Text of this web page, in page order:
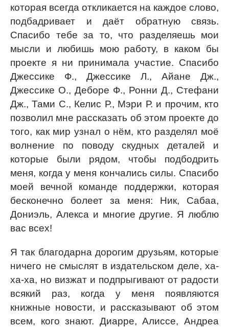
которая всегда откликается на каждое слово,
подбадривает и даёт обратную связь.
Спасибо тебе за то, что разделяешь мои
мысли и любишь мою работу, в каком бы
проекте я ни принимала участие. Спасибо
Джессике Ф., Джессике Л., Айане Дж.,
Джессике О., Деборе Ф., Ронни Д., Стефани
Дж., Тами С., Келис Р., Мэри Р. и прочим, кто
позволил мне рассказать об этом проекте до
того, как мир узнал о нём, кто разделял моё
волнение по поводу скудных деталей и
которые были рядом, чтобы подбодрить
меня, когда у меня кончались силы. Спасибо
моей вечной команде поддержки, которая
бесконечно болеет за меня: Ник, Сабаа,
Дониэль, Алекса и многие другие. Я люблю
вас всех!
Я так благодарна дорогим друзьям, которые
ничего не смыслят в издательском деле, ха-
ха-ха, но визжат и подпрыгивают от радости
всякий раз, когда у меня появляются
книжные новости, и рассказывают об этом
всем, кого знают. Диарре, Алиссе, Андреа